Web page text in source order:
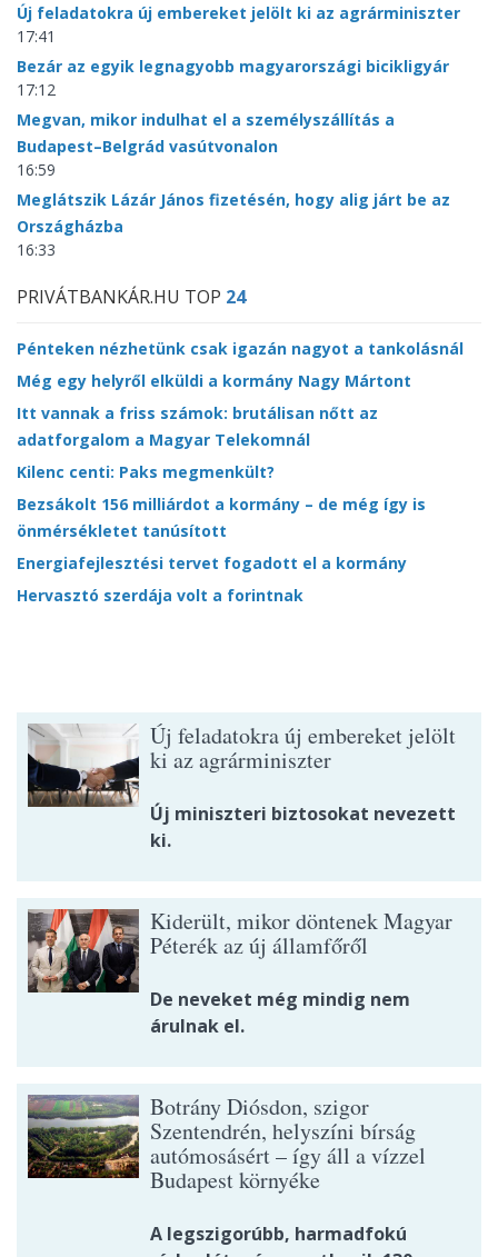
Új feladatokra új embereket jelölt ki az agrárminiszter
17:41
Bezár az egyik legnagyobb magyarországi bicikligyár
17:12
Megvan, mikor indulhat el a személyszállítás a
Budapest–Belgrád vasútvonalon
16:59
Meglátszik Lázár János fizetésén, hogy alig járt be az
Országházba
16:33
PRIVÁTBANKÁR.HU TOP 24
Pénteken nézhetünk csak igazán nagyot a tankolásnál
Még egy helyről elküldi a kormány Nagy Mártont
Itt vannak a friss számok: brutálisan nőtt az
adatforgalom a Magyar Telekomnál
Kilenc centi: Paks megmenkült?
Bezsákolt 156 milliárdot a kormány – de még így is
önmérsékletet tanúsított
Energiafejlesztési tervet fogadott el a kormány
Hervasztó szerdája volt a forintnak
Új feladatokra új embereket jelölt
ki az agrárminiszter
Új miniszteri biztosokat nevezett
ki.
Kiderült, mikor döntenek Magyar
Péterék az új államfőről
De neveket még mindig nem
árulnak el.
Botrány Diósdon, szigor
Szentendrén, helyszíni bírság
autómosásért – így áll a vízzel
Budapest környéke
A legszigorúbb, harmadfokú